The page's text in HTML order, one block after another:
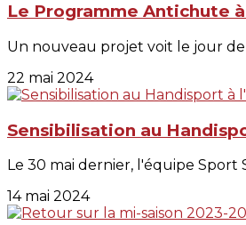
Le Programme Antichute
Un nouveau projet voit le jour
22 mai 2024
Sensibilisation au
Le 30 mai dernier, l'équipe Sport
14 mai 2024